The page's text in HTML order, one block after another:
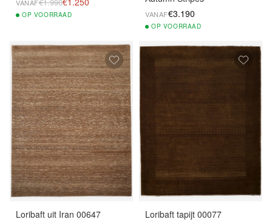
VANAF
OP VOORRAAD VANAF€3.190
OP VOORRAAD
Loribaft uit Iran 00647 Loribaft tapijt 00077